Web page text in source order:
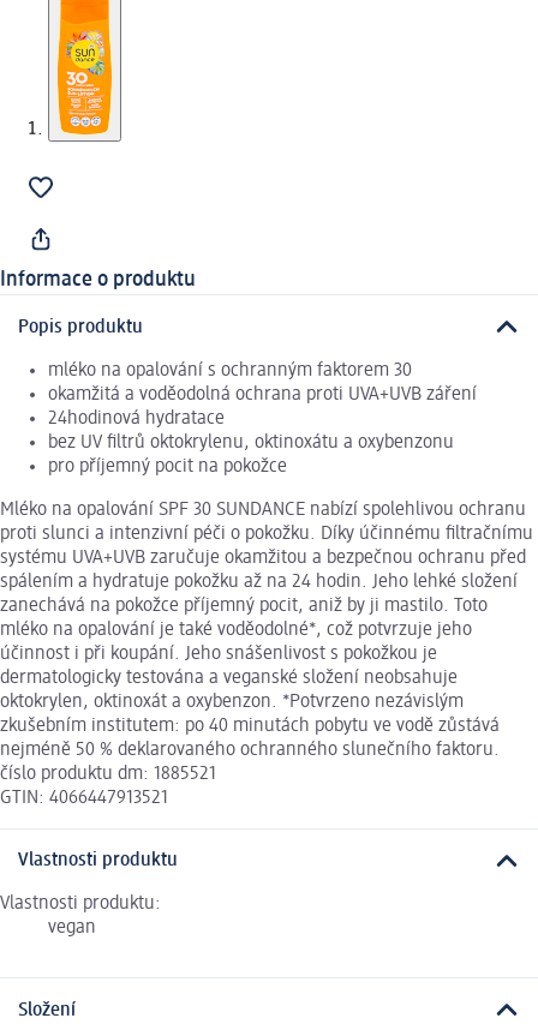
Informace o produktu
Popis produktu
mléko na opalování s ochranným faktorem 30
okamžitá a voděodolná ochrana proti UVA+UVB záření
24hodinová hydratace
bez UV filtrů oktokrylenu, oktinoxátu a oxybenzonu
pro příjemný pocit na pokožce
Mléko na opalování SPF 30 SUNDANCE nabízí spolehlivou ochranu
proti slunci a intenzivní péči o pokožku. Díky účinnému filtračnímu
systému UVA+UVB zaručuje okamžitou a bezpečnou ochranu před
spálením a hydratuje pokožku až na 24 hodin. Jeho lehké složení
zanechává na pokožce příjemný pocit, aniž by ji mastilo. Toto
mléko na opalování je také voděodolné*, což potvrzuje jeho
účinnost i při koupání. Jeho snášenlivost s pokožkou je
dermatologicky testována a veganské složení neobsahuje
oktokrylen, oktinoxát a oxybenzon. *Potvrzeno nezávislým
zkušebním institutem: po 40 minutách pobytu ve vodě zůstává
nejméně 50 % deklarovaného ochranného slunečního faktoru.
číslo produktu dm: 1885521
GTIN: 4066447913521
Vlastnosti produktu
Vlastnosti produktu:
vegan
Složení